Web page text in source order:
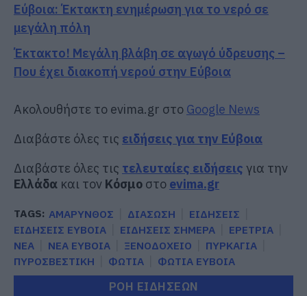
Εύβοια: Έκτακτη ενημέρωση για το νερό σε
μεγάλη πόλη
Έκτακτο! Μεγάλη βλάβη σε αγωγό ύδρευσης –
Που έχει διακοπή νερού στην Εύβοια
Ακολουθήστε το evima.gr στο Google News
Διαβάστε όλες τις ειδήσεις για την Εύβοια
Διαβάστε όλες τις τελευταίες ειδήσεις για την
Ελλάδα και τον Κόσμο στο evima.gr
TAGS: ΑΜΑΡΥΝΘΟΣ ΔΙΑΣΩΣΗ
ΕΙΔΗΣΕΙΣ
ΕΙΔΗΣΕΙΣ ΕΥΒΟΙΑ
ΕΙΔΗΣΕΙΣ ΣΗΜΕΡΑ
ΕΡΕΤΡΙΑ
ΝΕΑ
ΝΕΑ ΕΥΒΟΙΑ ΞΕΝΟΔΟΧΕΙΟ
ΠΥΡΚΑΓΙΑ
ΠΥΡΟΣΒΕΣΤΙΚΗ
ΦΩΤΙΑ ΦΩΤΙΑ ΕΥΒΟΙΑ
ΡΟΗ ΕΙΔΗΣΕΩΝ